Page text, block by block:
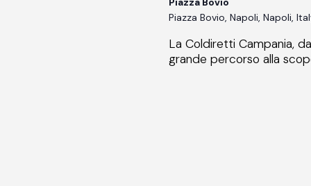
Piazza Bovio, Napoli, Napoli,
La Coldiretti Campania,
grande percorso alla